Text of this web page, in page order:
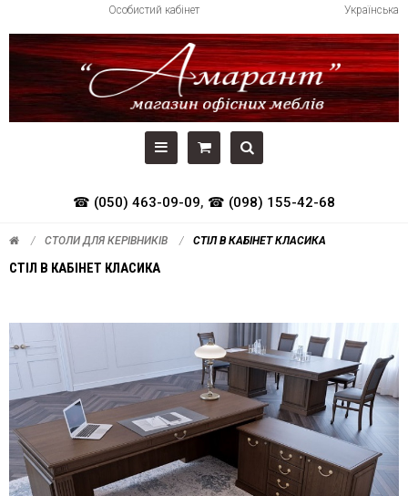
Українська
Особистий кабінет
☎ (050) 463-09-09, ☎ (098) 155-42-68
СТОЛИ ДЛЯ КЕРІВНИКІВ СТІЛ В КАБІНЕТ КЛАСИКА
СТІЛ В КАБІНЕТ КЛАСИКА